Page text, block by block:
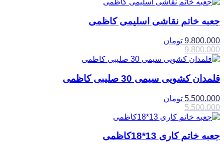
جعبه خاتم نقاشی اسلیمی کاظمی
9.800.000 تومان
9.800.000
قلمدان کشویی سیمی 30 صلیبی کاظمی
5.500.000 تومان
5.500.000
جعبه خاتم کاری 13*18کاظمی